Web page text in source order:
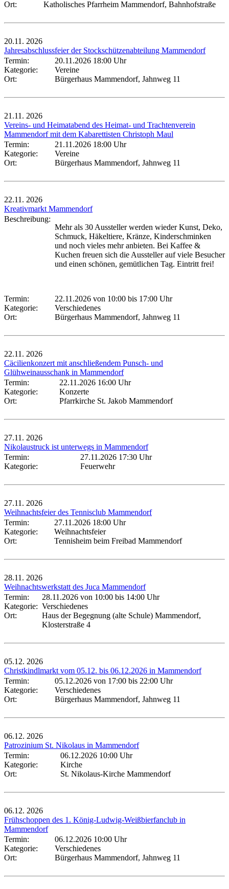
Ort: Katholisches Pfarrheim Mammendorf, Bahnhofstraße
20.11. 2026
Jahresabschlussfeier der Stockschützenabteilung Mammendorf
Termin:
20.11.2026 18:00 Uhr
Kategorie:
Vereine
Ort:
Bürgerhaus Mammendorf, Jahnweg 11
21.11. 2026
Vereins- und Heimatabend des Heimat- und Trachtenverein
Mammendorf mit dem Kabarettisten Christoph Maul
Termin:
21.11.2026 18:00 Uhr
Kategorie:
Vereine
Ort:
Bürgerhaus Mammendorf, Jahnweg 11
22.11. 2026
Kreativmarkt Mammendorf
Beschreibung:
Mehr als 30 Aussteller werden wieder Kunst, Deko,
Schmuck, Häkeltiere, Kränze, Kinderschminken
und noch vieles mehr anbieten. Bei Kaffee &
Kuchen freuen sich die Aussteller auf viele Besucher
und einen schönen, gemütlichen Tag. Eintritt frei!
Termin: 22.11.2026 von 10:00 bis 17:00 Uhr
Kategorie:
Verschiedenes
Ort:
Bürgerhaus Mammendorf, Jahnweg 11
22.11. 2026
Cäcilienkonzert mit anschließendem Punsch- und
Glühweinausschank in Mammendorf
Termin:
22.11.2026 16:00 Uhr
Kategorie:
Konzerte
Ort:
Pfarrkirche St. Jakob Mammendorf
27.11. 2026
Nikolaustruck ist unterwegs in Mammendorf
Termin:
27.11.2026 17:30 Uhr
Kategorie:
Feuerwehr
27.11. 2026
Weihnachtsfeier des Tennisclub Mammendorf
Termin:
27.11.2026 18:00 Uhr
Kategorie:
Weihnachtsfeier
Ort:
Tennisheim beim Freibad Mammendorf
28.11. 2026
Weihnachtswerkstatt des Juca Mammendorf
Termin:
28.11.2026 von 10:00 bis 14:00 Uhr
Kategorie: Verschiedenes
Ort:
Haus der Begegnung (alte Schule) Mammendorf,
Klosterstraße 4
05.12. 2026
Christkindlmarkt vom 05.12. bis 06.12.2026 in Mammendorf
Termin:
05.12.2026 von 17:00 bis 22:00 Uhr
Kategorie:
Verschiedenes
Ort:
Bürgerhaus Mammendorf, Jahnweg 11
06.12. 2026
Patrozinium St. Nikolaus in Mammendorf
Termin:
06.12.2026 10:00 Uhr
Kategorie:
Kirche
Ort:
St. Nikolaus-Kirche Mammendorf
06.12. 2026
Frühschoppen des 1. König-Ludwig-Weißbierfanclub in
Mammendorf
Termin:
06.12.2026 10:00 Uhr
Kategorie:
Verschiedenes
Ort:
Bürgerhaus Mammendorf, Jahnweg 11